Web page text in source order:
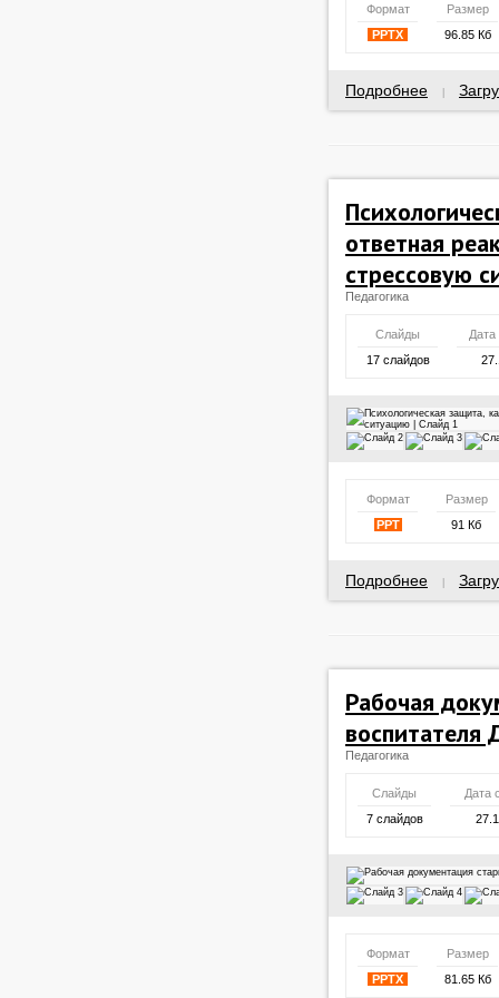
Формат
Размер
PPTX
96.85 Кб
Подробнее
ответная
стрессовую
Педагогика
Слайды
Дата
17 слайдов
Формат
Размер
PPT
91 Кб
Подробнее
Рабочая
воспитателя
Педагогика
Слайды
Дата
7 слайдов
Формат
Размер
PPTX
81.65 Кб